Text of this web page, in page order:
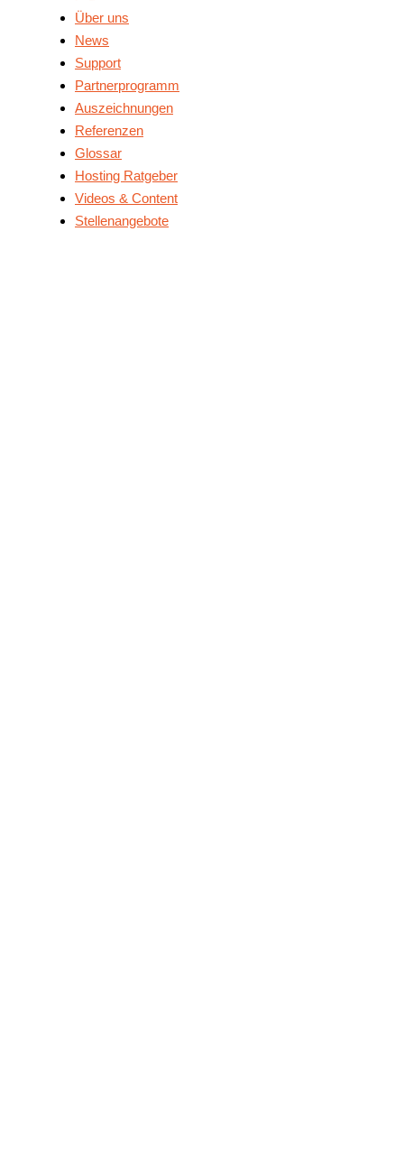
Über uns
News
Support
Partnerprogramm
Auszeichnungen
Referenzen
Glossar
Hosting Ratgeber
Videos & Content
Stellenangebote